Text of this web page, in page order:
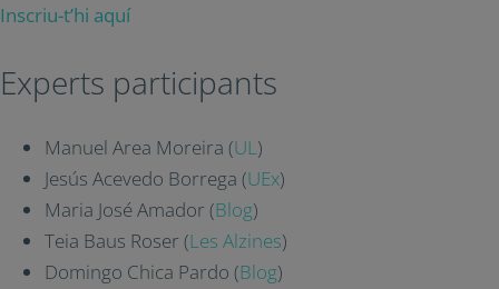
Inscriu-t’hi aquí
Experts participants
Manuel Area Moreira (UL)
Jesús Acevedo Borrega (UEx)
Maria José Amador (Blog)
Teia Baus Roser (Les Alzines)
Domingo Chica Pardo (Blog)